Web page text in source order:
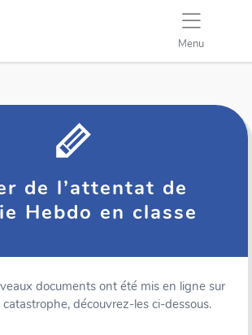
Menu
de l’attentat de
Hebdo en classe
documents ont été mis en ligne sur
découvrez-les ci-dessous.